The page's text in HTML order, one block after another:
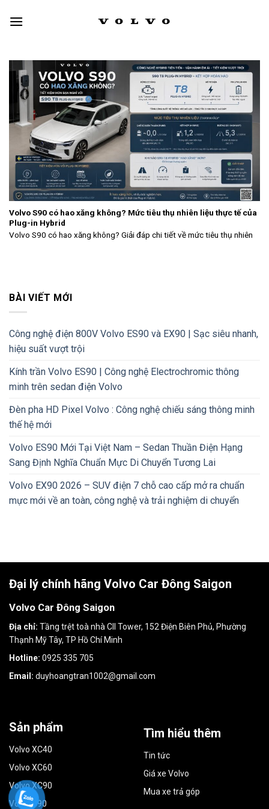
Volvo S90 có hao xăng không? Mức tiêu thụ nhiên liệu thực tế của
Plug-in Hybrid
Volvo S90 có hao xăng không? Giải đáp chi tiết về mức tiêu thụ nhiên
BÀI VIẾT MỚI
Công nghệ điện 800V Volvo ES90 và EX90 | Sạc siêu nhanh,
hiệu suất vượt trội
Kính trần Volvo ES90 | Công nghệ Electrochromic thông
minh trên sedan điện Volvo
Đèn pha HD Pixel Volvo : Công nghệ chiếu sáng thông minh
thế hệ mới
Volvo ES90 Mới Tại Việt Nam – Sedan Thuần Điện Hạng
Sang Định Nghĩa Chuẩn Mực Di Chuyển Tương Lai
Volvo EX90 2026 – SUV điện 7 chỗ cao cấp mở ra chuẩn
mực mới về an toàn, công nghệ và trải nghiệm di chuyển
Đại lý chính hãng Volvo Car Đông Saigon
Volvo Car Đông Saigon
Địa chỉ: Tầng trệt toà nhà CII Tower, 152 Điện Biên Phủ, Phường
Thạnh Mỹ Tây, TP Hồ Chí Minh
Hotline: 0925 335 705
Email: duyhoangtran1002@gmail.com
Sản phẩm
Volvo XC40
Volvo XC60
Volvo XC90
Volvo S90
Tìm hiểu thêm
Tin tức
Giá xe Volvo
Mua xe trả góp